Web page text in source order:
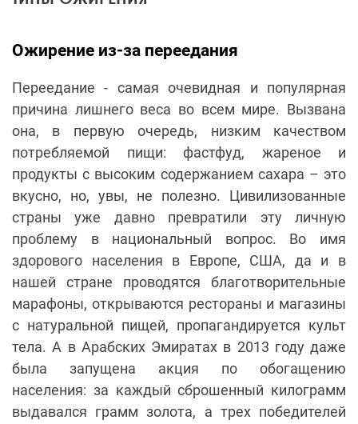
Ожирение из-за переедания
Переедание - самая очевидная и популярная
причина лишнего веса во всем мире. Вызвана
она, в первую очередь, низким качеством
потребляемой пищи: фастфуд, жареное и
продукты с высоким содержанием сахара – это
вкусно, но, увы, не полезно. Цивилизованные
страны уже давно превратили эту личную
проблему в национальный вопрос. Во имя
здорового населения в Европе, США, да и в
нашей стране проводятся благотворительные
марафоны, открываются рестораны и магазины
с натуральной пищей, пропагандируется культ
тела. А в Арабских Эмиратах в 2013 году даже
была запущена акция по обогащению
населения: за каждый сброшенный килограмм
выдавался грамм золота, а трех победителей